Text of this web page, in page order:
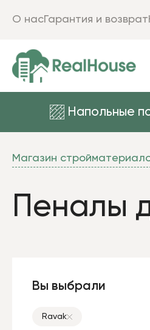
Напольные
О насГарантия и возврат
Магазин
Пеналы
Вы выбрали
Ravak